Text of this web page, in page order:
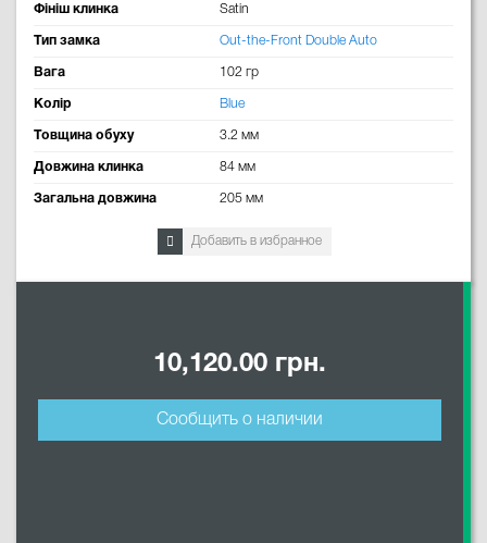
Фініш клинка Satin
Тип замка Out-the-Front Double Auto
Вага 102 гр
Колір Blue
Товщина обуху 3.2 мм
Довжина клинка 84 мм
Загальна довжина 205 мм
Добавить в избранное
10,120.00 грн.
Сообщить о наличии